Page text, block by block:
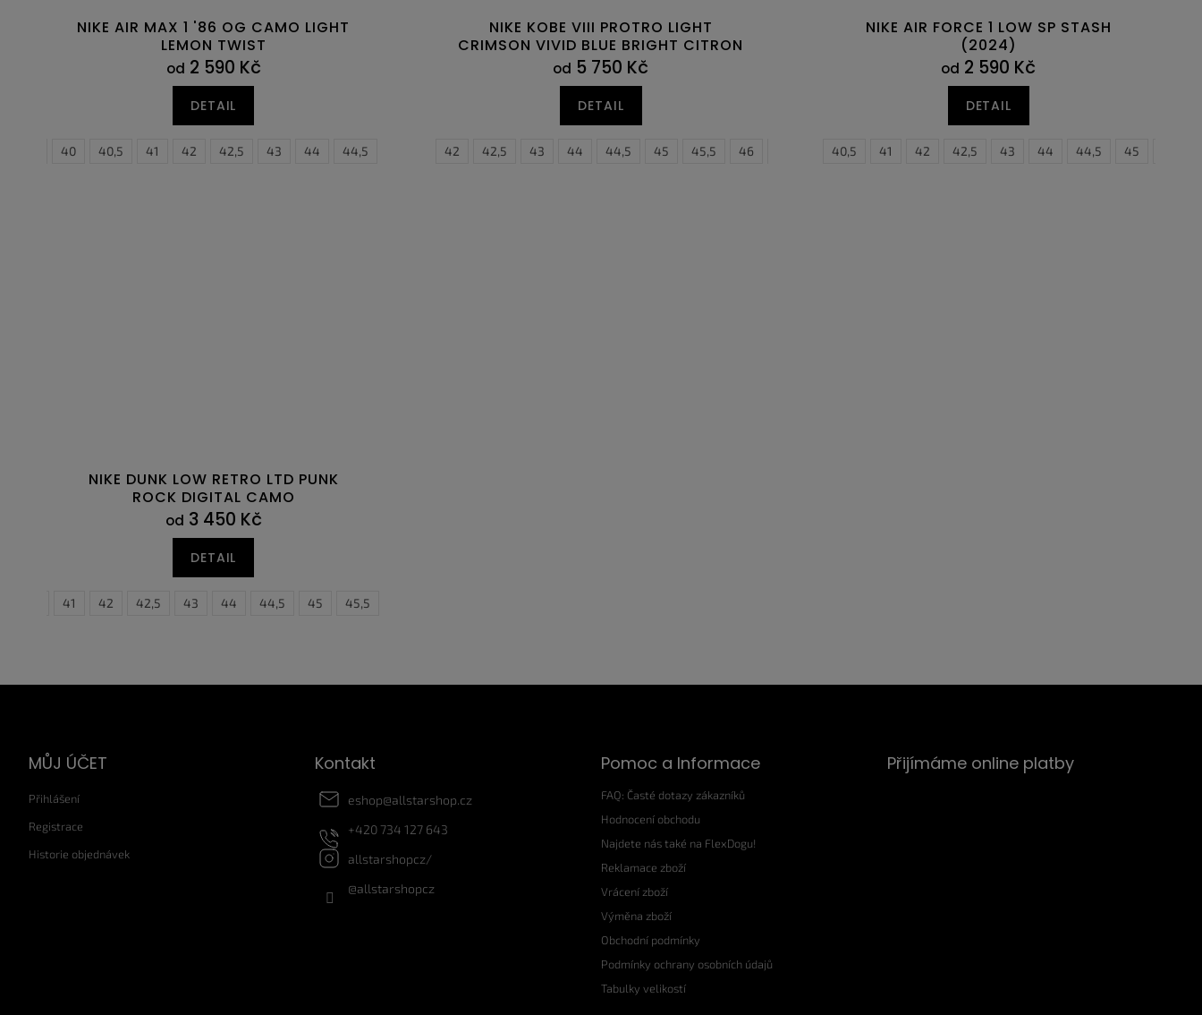
NIKE AIR MAX 1 '86 OG CAMO LIGHT
LEMON TWIST
od 2 590 Kč
DETAIL
40 40,5 41 42 42,5 43 44 44,5 45,5 46 47,5
NIKE KOBE VIII PROTRO LIGHT
CRIMSON VIVID BLUE BRIGHT CITRON
od 5 750 Kč
DETAIL
40,5 42 42,5 43 44 44,5 45 45,5 46 47,5
NIKE AIR FORCE 1 LOW SP STASH
(2024)
od 2 590 Kč
DETAIL
37,5 38,5 40,5 41 42 42,5 43 44 44,5 45
NIKE DUNK LOW RETRO LTD PUNK
ROCK DIGITAL CAMO
od 3 450 Kč
DETAIL
41 42 42,5 43 44 44,5 45 45,5
Z
MŮJ ÚČET
Přihlášení
Registrace
Historie objednávek
Kontakt
eshop@allstarshop.cz
+420 734 127 643
allstarshopcz/
@allstarshopcz
Pomoc a Informace
FAQ: Časté dotazy zákazníků
Hodnocení obchodu
Najdete nás také na FlexDogu!
Reklamace zboží
Vrácení zboží
Výměna zboží
Obchodní podmínky
Podmínky ochrany osobních údajů
Tabulky velikostí
Přijímáme online platby